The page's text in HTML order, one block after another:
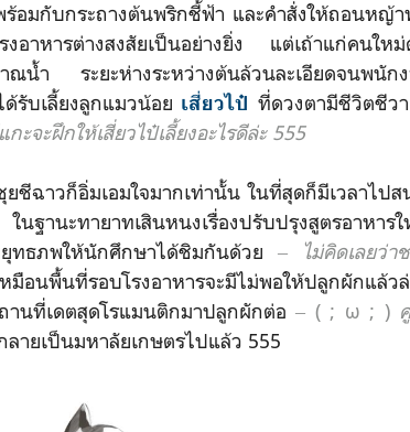
กับกระถางต้นพริกชี้ฟ้า และคำสั่งให้ถอนหญ้า
อาหารต่างสงสัยเป็นอย่างยิ่ง แต่เถ้าแก่คนใหม่
ระยะห่างระหว่างต้นล้วนละเอียดจนพนักง
รับเลี้ยงลูกแมวน้อย เสี่ยวไป๋ ที่ดวงตามีชีวิตชีว
ะจะฝึกให้เสี่ยวไป๋เลี้ยงอะไรดีล่ะ 555
าวก็อิ่มเอมใจมากเท่านั้น ในที่สุดก็มีเวลาไปสน
ฐานะทายาทเสินหนงเรื่องปรับปรุงสูตรอาหาร
ทธภพให้นักศึกษาได้ชิมกันด้วย ‒ ไม่คิดเลยว่า
มือนพื้นที่รอบโรงอาหารจะมีไม่พอให้ปลูกผักแล้ว
านที่เดตสุดโรแมนติกมาปลูกผักต่อ‒ ( ; ω ; )
ายเป็นมหาลัยเกษตรไปแล้ว 555